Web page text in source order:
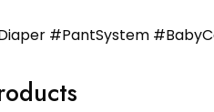
#PantSystem